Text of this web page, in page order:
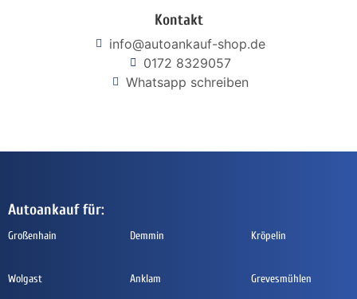
Kontakt
info@autoankauf-shop.de
0172 8329057
Whatsapp schreiben
Autoankauf für:
Großenhain Demmin Kröpelin
Wolgast Anklam Grevesmühlen